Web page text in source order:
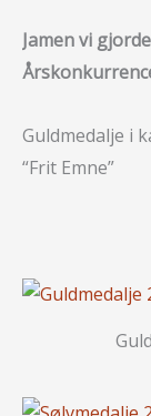
Jamen vi
Guldmedalje i
“Frit Emne”